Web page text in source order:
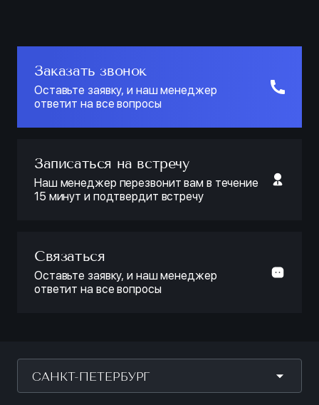
Заказать звонок
Оставьте заявку, и наш менеджер
ответит на все вопросы
Записаться на встречу
Наш менеджер перезвонит вам в течение
15 минут и подтвердит встречу
Связаться
Оставьте заявку, и наш менеджер
ответит на все вопросы
САНКТ-ПЕТЕРБУРГ